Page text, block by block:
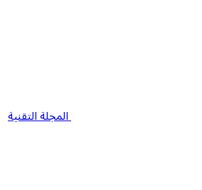
المجلة التقنية